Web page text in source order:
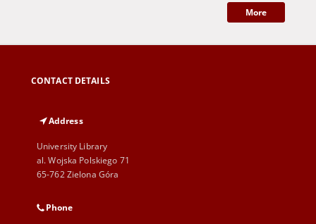
More
CONTACT DETAILS
Address
University Library
al. Wojska Polskiego 71
65-762 Zielona Góra
Phone